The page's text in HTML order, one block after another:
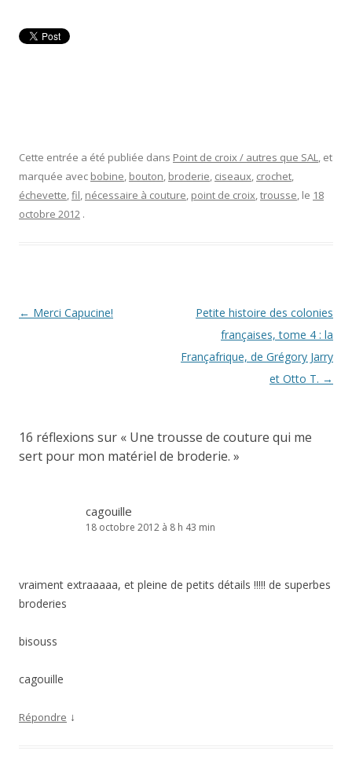
Cette entrée a été publiée dans Point de croix / autres que SAL, et
marquée avec bobine, bouton, broderie, ciseaux, crochet,
échevette,fil, nécessaire à couture, point de croix,trousse, le 18
octobre 2012 .
Navigation
← Merci Capucine!
Petite histoire des colonies
françaises, tome 4 : la
Françafrique, de Grégory Jarry
et Otto T. →
16 réflexions sur « Une trousse de couture qui me
sert pour mon matériel de broderie. »
cagouille
18 octobre 2012 à 8 h 43 min
vraiment extraaaaa, et pleine de petits détails !!!!! de superbes
broderies
bisouss
cagouille
Répondre ↓